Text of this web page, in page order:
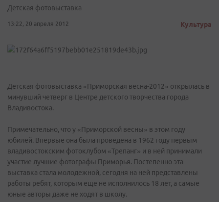
Детская фотовыставка
13:22, 20 апреля 2012 Культура
Детская фотовыставка «Приморская весна-2012» открылась в
минувший четверг в Центре детского творчества города
Владивостока.
Примечательно, что у «Приморской весны» в этом году
юбилей. Впервые она была проведена в 1962 году первым
владивостокским фотоклубом «Трепанг» и в ней принимали
участие лучшие фотографы Приморья. Постепенно эта
выставка стала молодежной, сегодня на ней представлены
работы ребят, которым еще не исполнилось 18 лет, а самые
юные авторы даже не ходят в школу.